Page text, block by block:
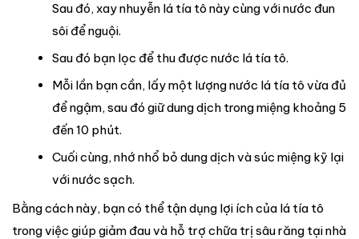
Sau đó, xay nhuyễn lá tía tô này cùng với nước đun
sôi để nguội.
Sau đó bạn lọc để thu được nước lá tía tô.
Mỗi lần bạn cần, lấy một lượng nước lá tía tô vừa đủ
để ngậm, sau đó giữ dung dịch trong miệng khoảng 5
đến 10 phút.
Cuối cùng, nhớ nhổ bỏ dung dịch và súc miệng kỹ lại
với nước sạch.
Bằng cách này, bạn có thể tận dụng lợi ích của lá tía tô
trong việc giúp giảm đau và hỗ trợ chữa trị sâu răng tại nhà